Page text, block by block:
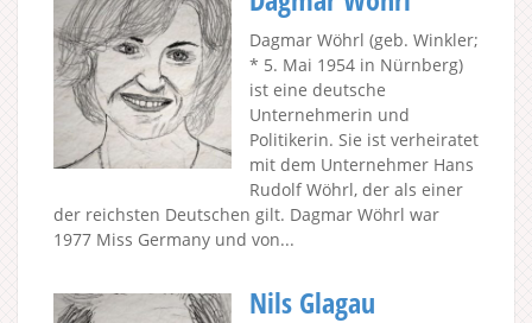
Dagmar Wöhrl (geb. Winkler;
* 5. Mai 1954 in Nürnberg)
ist eine deutsche
Unternehmerin und
Politikerin. Sie ist verheiratet
mit dem Unternehmer Hans
Rudolf Wöhrl, der als einer
der reichsten Deutschen gilt. Dagmar Wöhrl war
1977 Miss Germany und von...
Nils Glagau